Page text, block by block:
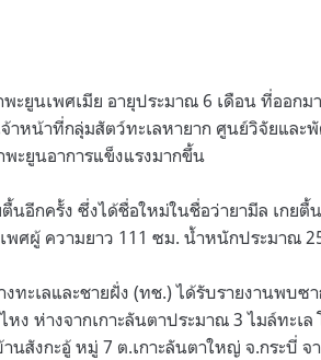
พะยูนเพศเมีย อายุประมาณ 6 เดือน ที่ออก
หน้าที่กลุ่มสัตว์ทะเลหายาก ศูนย์วิจัยและ
ะยูนอาการแข็งแรงมากขึ้น
นอีกครั้ง ซึ่งได้ชื่อใหม่ในชื่อว่ายามีล เกย
พศผู้ ความยาว 111 ซม. น้ำหนักประมาณ
ทะเลและชายฝั่ง (ทช.) ได้รับรายงานพบซ
หง ห่างจากเกาะลันตาประมาณ 3 ไมล์ทะเ
นสังกะอู้ หมู่ 7 ต.เกาะลันตาใหญ่ จ.กระบี่